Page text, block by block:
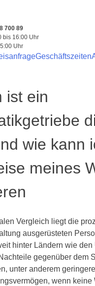
700 89
bis 16:00 Uhr
Uhr
Geschäftszeiten
ist ein
wie kann
meines
Vergleich liegt die
ausgerüsteten
hinter Ländern wie
gegenüber dem
unter anderem
wenn keine